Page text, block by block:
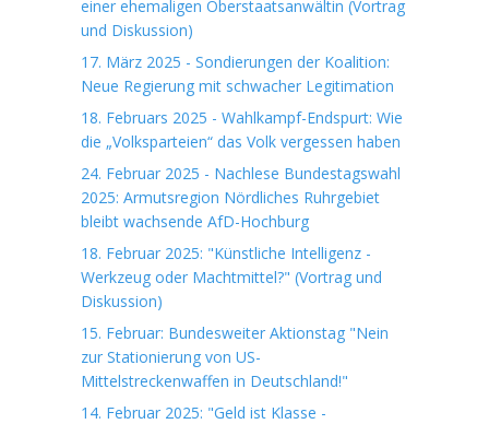
einer ehemaligen Oberstaatsanwältin (Vortrag
und Diskussion)
17. März 2025 - Sondierungen der Koalition:
Neue Regierung mit schwacher Legitimation
18. Februars 2025 - Wahlkampf-Endspurt: Wie
die „Volksparteien“ das Volk vergessen haben
24. Februar 2025 - Nachlese Bundestagswahl
2025: Armutsregion Nördliches Ruhrgebiet
bleibt wachsende AfD-Hochburg
18. Februar 2025: "Künstliche Intelligenz -
Werkzeug oder Machtmittel?" (Vortrag und
Diskussion)
15. Februar: Bundesweiter Aktionstag "Nein
zur Stationierung von US-
Mittelstreckenwaffen in Deutschland!"
14. Februar 2025: "Geld ist Klasse -